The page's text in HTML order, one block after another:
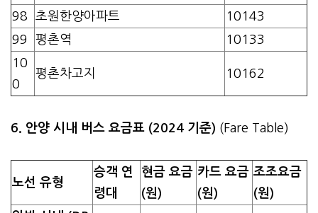
98
초원한양아파트
10143
99
평촌역
10133
10
0
평촌차고지 10162
6. 안양 시내 버스 요금표 (2024 기준) (Fare Table)
노선 유형
승객 연
령대
현금 요금
(원)
카드 요금
(원)
조조요금
(원)